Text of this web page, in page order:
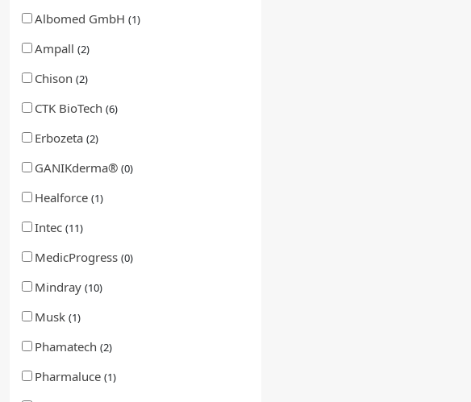
Albomed GmbH (1)
Ampall (2)
Chison (2)
CTK BioTech (6)
Erbozeta (2)
GANIKderma® (0)
Healforce (1)
Intec (11)
MedicProgress (0)
Mindray (10)
Musk (1)
Phamatech (2)
Pharmaluce (1)